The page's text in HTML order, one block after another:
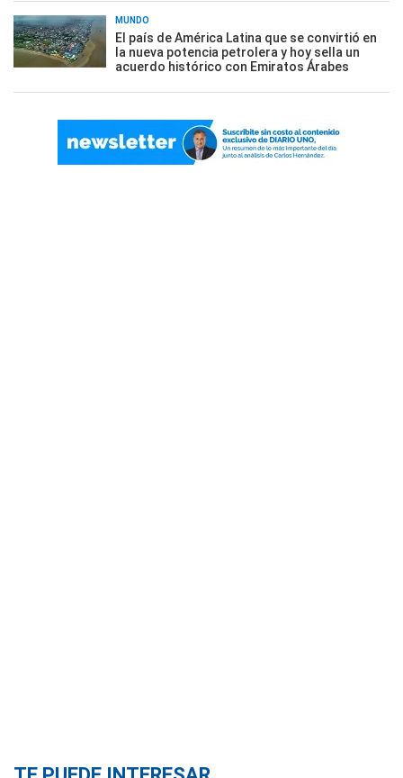
MUNDO
El país de América Latina que se convirtió en
la nueva potencia petrolera y hoy sella un
acuerdo histórico con Emiratos Árabes